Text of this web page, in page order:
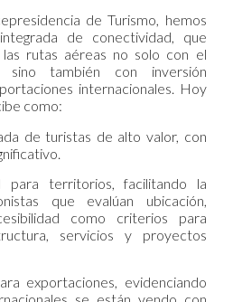
de Turismo, hemos
de conectividad, que
rutas aéreas no solo con el
sino también con inversión
internacionales. Hoy
como:
de turistas de alto valor, con
para territorios, facilitando la
que evalúan ubicación,
como criterios para
servicios y proyectos
exportaciones, evidenciando